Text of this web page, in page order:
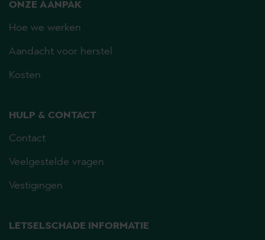
ONZE AANPAK
Hoe we werken
Aandacht voor herstel
Kosten
HULP & CONTACT
Contact
Veelgestelde vragen
Vestigingen
LETSELSCHADE INFORMATIE